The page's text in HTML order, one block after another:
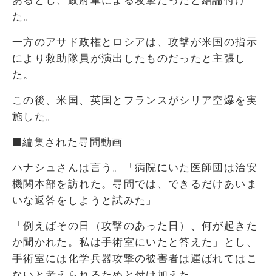
た。
一方のアサド政権とロシアは、攻撃が米国の指示
により救助隊員が演出したものだったと主張し
た。
この後、米国、英国とフランスがシリア空爆を実
施した。
■編集された尋問動画
ハナシュさんは言う。「病院にいた医師団は治安
機関本部を訪れた。尋問では、できるだけあいま
いな返答をしようと試みた」
「例えばその日（攻撃のあった日）、何が起きた
か聞かれた。私は手術室にいたと答えた」とし、
手術室には化学兵器攻撃の被害者は運ばれてはこ